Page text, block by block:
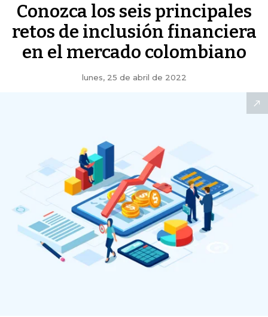
Conozca los seis principales
retos de inclusión financiera
en el mercado colombiano
lunes, 25 de abril de 2022